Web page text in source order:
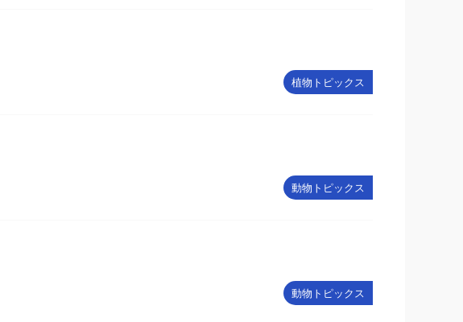
植物トピックス
動物トピックス
動物トピックス